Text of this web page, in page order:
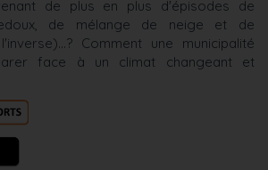
de plus en plus d'épisodes de
de mélange de neige et de
Comment une municipalité
face à un climat changeant et